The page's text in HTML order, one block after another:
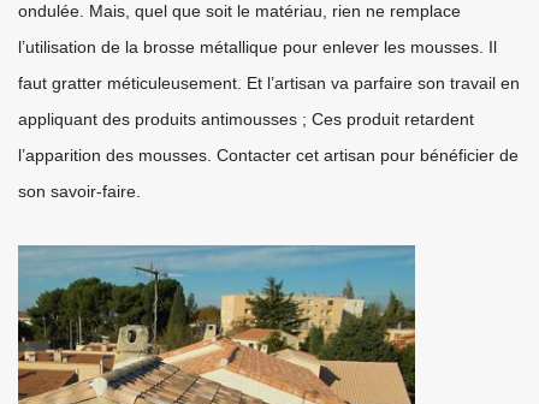
ondulée. Mais, quel que soit le matériau, rien ne remplace
l’utilisation de la brosse métallique pour enlever les mousses. Il
faut gratter méticuleusement. Et l’artisan va parfaire son travail en
appliquant des produits antimousses ; Ces produit retardent
l’apparition des mousses. Contacter cet artisan pour bénéficier de
son savoir-faire.